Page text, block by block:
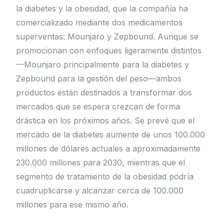
la diabetes y la obesidad, que la compañía ha
comercializado mediante dos medicamentos
superventas: Mounjaro y Zepbound. Aunque se
promocionan con enfoques ligeramente distintos
—Mounjaro principalmente para la diabetes y
Zepbound para la gestión del peso—ambos
productos están destinados a transformar dos
mercados que se espera crezcan de forma
drástica en los próximos años. Se prevé que el
mercado de la diabetes aumente de unos 100.000
millones de dólares actuales a aproximadamente
230.000 millones para 2030, mientras que el
segmento de tratamiento de la obesidad podría
cuadruplicarse y alcanzar cerca de 100.000
millones para ese mismo año.